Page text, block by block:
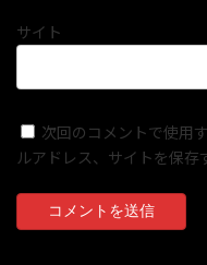
サイト
次回のコメントで使用
ルアドレス、サイトを保存